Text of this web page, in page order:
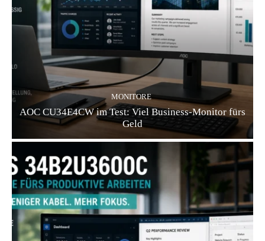
MONITORE
AOC CU34E4CW im Test: Viel Business-Monitor fürs
Geld